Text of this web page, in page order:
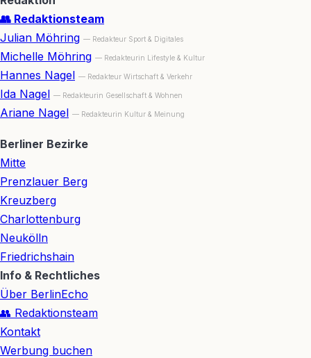
👥 Redaktionsteam
Julian Möhring — Redakteur Sport & Digitales
Michelle Möhring — Redakteurin Lifestyle & Kultur
Hannes Nagel — Redakteur Wirtschaft & Verkehr
Ida Nagel — Redakteurin Gesellschaft & Wohnen
Ariane Nagel — Redakteurin Kultur & Meinung
Berliner Bezirke
Mitte
Prenzlauer Berg
Kreuzberg
Charlottenburg
Neukölln
Friedrichshain
Info & Rechtliches
Über BerlinEcho
👥 Redaktionsteam
Kontakt
Werbung buchen